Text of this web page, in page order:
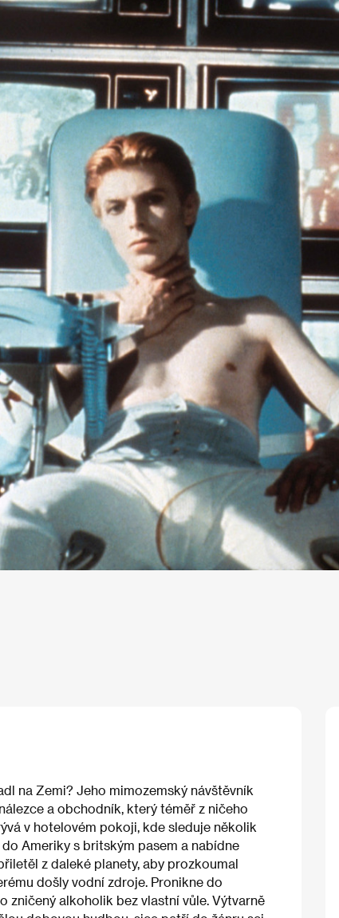
na Zemi? Jeho mimozemský návštěvník
a obchodník, který téměř z ničeho
v hotelovém pokoji, kde sleduje několik
Ameriky s britským pasem a nabídne
z daleké planety, aby prozkoumal
došly vodní zdroje. Pronikne do
zničený alkoholik bez vlastní vůle. Výtvarně